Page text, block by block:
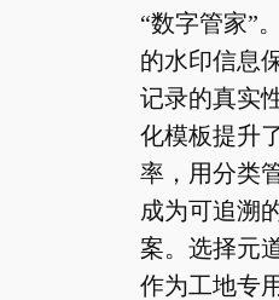
“数字管家”
的水印信息
记录的真实
化模板提升
率，用分类
成为可追溯
案。选择元
作为工地专